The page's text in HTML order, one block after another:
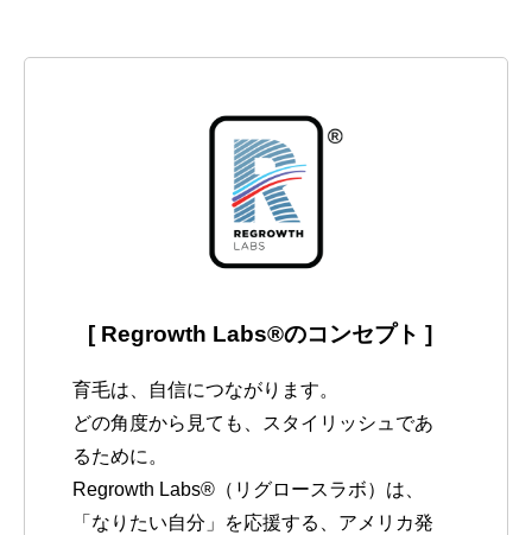
[ Regrowth Labs®のコンセプト ]
育毛は、自信につながります。
どの角度から見ても、スタイリッシュであ
るために。
Regrowth Labs® （リグロースラボ）は、
「なりたい自分」を応援する、アメリカ発